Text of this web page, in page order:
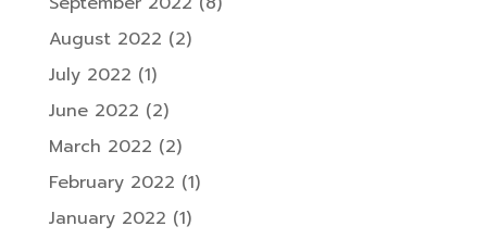
August 2022 (2)
July 2022 (1)
June 2022 (2)
March 2022 (2)
February 2022 (1)
January 2022 (1)